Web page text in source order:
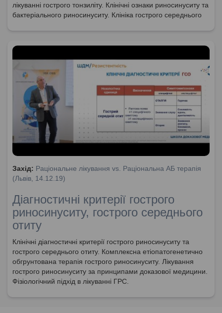
лікуванні гострого тонзиліту. Клінічні ознаки риносинуситу та
бактеріального риносинуситу. Клініка гострого середнього
Захід: Раціональне лікування vs. Раціональна АБ терапія
(Львів, 14.12.19)
Діагностичні критерії гострого
риносинуситу, гострого середнього
отиту
Клінічні діагностичні критерії гострого риносинуситу та
гострого середнього отиту. Комплексна етіопатогенетично
обгрунтована терапія гострого риносинуситу. Лікування
гострого риносинуситу за принципами доказової медицини.
Фізіологічний підхід в лікуванні ГРС.